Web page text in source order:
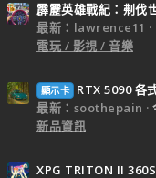
霹靂英雄戰紀：刜伐
最新：lawrence11
電玩 / 影視 / 音樂
顯示卡
RTX 5090 各
最新：soothepain
新品資訊
XPG TRITON II